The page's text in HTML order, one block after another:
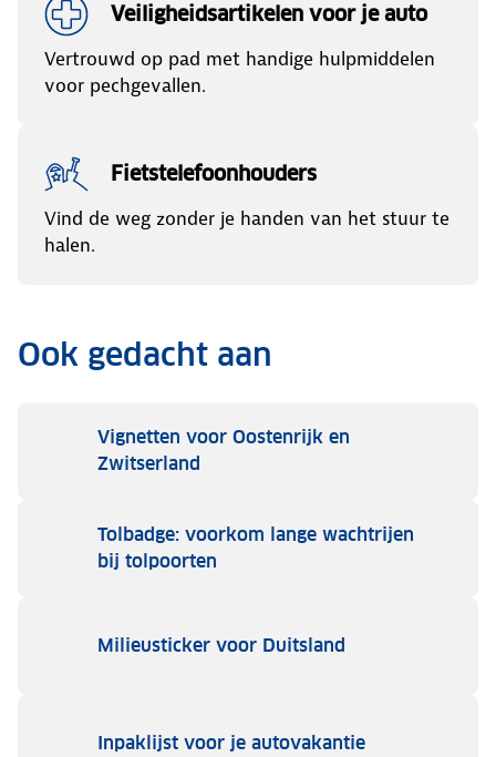
Veiligheidsartikelen voor je auto
Vertrouwd op pad met handige hulpmiddelen
voor pechgevallen.
Fietstelefoonhouders
Vind de weg zonder je handen van het stuur te
halen.
Ook gedacht aan
Vignetten voor Oostenrijk en
Zwitserland
Tolbadge: voorkom lange wachtrijen
bij tolpoorten
Milieusticker voor Duitsland
Inpaklijst voor je autovakantie